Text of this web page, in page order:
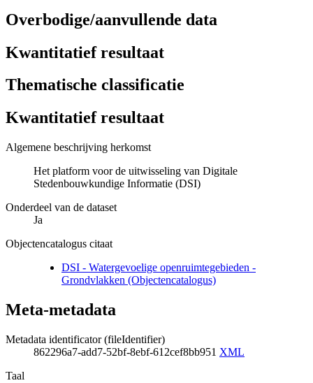
Overbodige/aanvullende data
Kwantitatief resultaat
Thematische classificatie
Kwantitatief resultaat
Algemene beschrijving herkomst
Het platform voor de uitwisseling van Digitale
Stedenbouwkundige Informatie (DSI)
Onderdeel van de dataset
Ja
Objectencatalogus citaat
DSI - Watergevoelige openruimtegebieden -
Grondvlakken (Objectencatalogus)
Meta-metadata
Metadata identificator (fileIdentifier)
862296a7-add7-52bf-8ebf-612cef8bb951 XML
Taal